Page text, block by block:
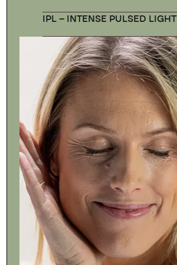
IPL – INTENSE PULSED LIGHT